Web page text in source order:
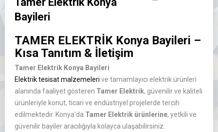
Bayileri
TAMER ELEKTRİK Konya Bayileri –
Kısa Tanıtım & İletişim
Tamer Elektrik Konya Bayileri
Elektrik tesisat malzemeleri ve tamamlayıcı elektrik ürünleri
alanında faaliyet gösteren Tamer Elektrik, güvenilir ve kaliteli
ürünleriyle konut, ticari ve endüstriyel projelerde tercih
edilmektedir. Konya’da Tamer Elektrik ürünlerine, yetkili ve
güvenilir bayiler aracılığıyla kolayca ulaşabilirsiniz.